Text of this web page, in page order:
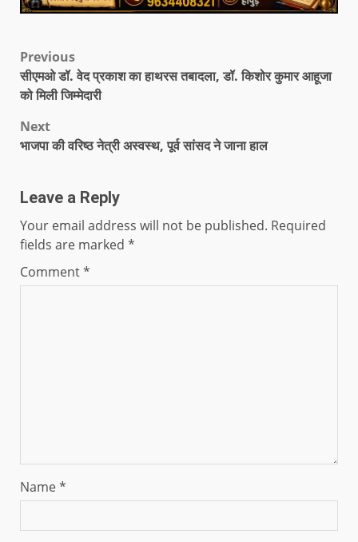
Previous
सीएमओ डॉ. वेद प्रकाश का हाथरस तबादला, डॉ. किशोर कुमार आहूजा
को मिली जिम्मेदारी
Next
भाजपा की वरिष्ठ नेत्री अस्वस्थ, पूर्व सांसद ने जाना हाल
Leave a Reply
Your email address will not be published. Required
fields are marked *
Comment*
Name*